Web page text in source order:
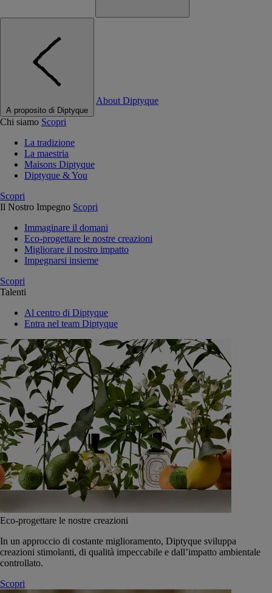
A proposito di Diptyque
About Diptyque
Chi siamo Scopri
La tradizione
La maestria
Maisons Diptyque
Diptyque & You
Scopri
Il Nostro Impegno Scopri
Immaginare il domani
Eco-progettare le nostre creazioni
Migliorare il nostro impatto
Impegnarsi insieme
Scopri
Talenti
Al centro di Diptyque
Entra nel team Diptyque
Eco-progettare le nostre creazioni
In un approccio di costante miglioramento, Diptyque sviluppa
creazioni stimolanti, di qualità impeccabile e dall’impatto ambientale
controllato.
Scopri